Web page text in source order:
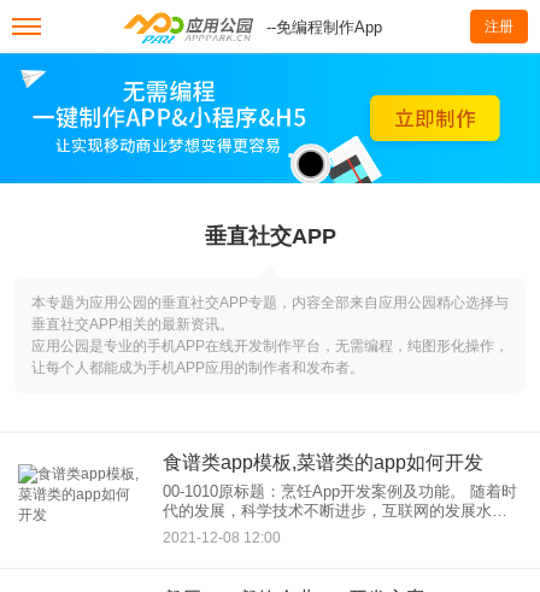
--免编程制作App 注册
垂直社交APP
本专题为应用公园的垂直社交APP专题，内容全部来自应用公园精心选择与
垂直社交APP相关的最新资讯。
应用公园是专业的手机APP在线开发制作平台，无需编程，纯图形化操作，
让每个人都能成为手机APP应用的制作者和发布者。
食谱类app模板,菜谱类的app如何开发
00-1010原标题：烹饪App开发案例及功能。 随着时
代的发展，科学技术不断进步，互联网的发展水平
也在不断提升。人们对衣食的要求越来越高。据深
圳东方祁智科技统计，2021年至2021年，教程ap
2021-12-08 12:00